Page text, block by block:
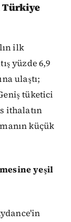
Türkiye
ilk
yüzde 6,9
ulaştı;
tüketici
ithalatın
küçük
yeşil